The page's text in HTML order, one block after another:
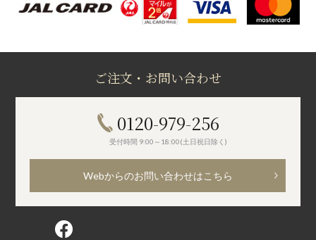
ご注文・お問い合わせ
0120-979-256
受付時間 9:00～18:00(土日祝日除く)
Webからのお問い合わせはこちら